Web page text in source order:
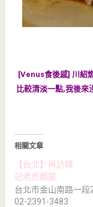
[Venus食後感] 川紹
比較清淡一點,我後
相關文章
【台北】再訪韓
記老虎麵館
台北市金山南路一段
02-2391-3483